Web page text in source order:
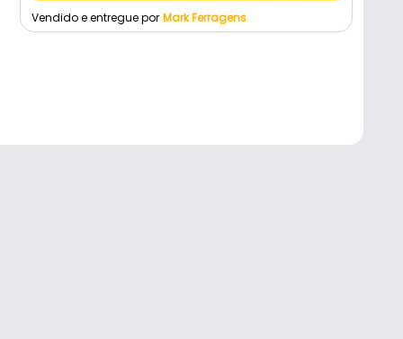
Vendido e entregue por Mark Ferragens